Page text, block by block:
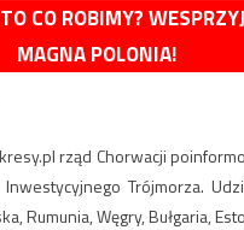
CO ROBIMY?
MAGNA POLONIA!
rząd Chorwacji
Trójmorza.
Rumunia, Węgry, Bułgaria,